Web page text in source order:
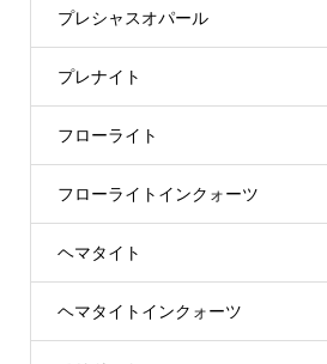
プレシャスオパール
プレナイト
フローライト
フローライトインクォーツ
ヘマタイト
ヘマタイトインクォーツ